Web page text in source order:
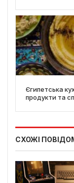
Єгипетська
продукти та
СХОЖІ